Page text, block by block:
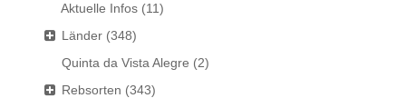
Aktuelle Infos (11)
Länder (348)
Quinta da Vista Alegre (2)
Rebsorten (343)